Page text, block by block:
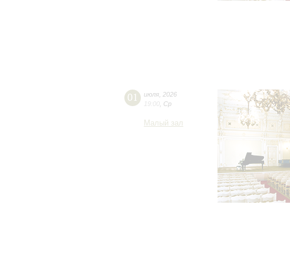
01 июля 2026
19:00 Ср
Малый зал